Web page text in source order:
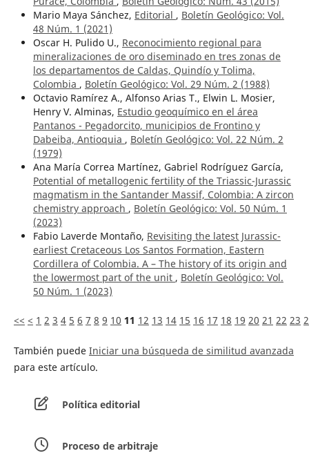
Mario Maya Sánchez, Editorial , Boletín Geológico: Vol.
48 Núm. 1 (2021)
Oscar H. Pulido U., Reconocimiento regional para
mineralizaciones de oro diseminado en tres zonas de
los departamentos de Caldas, Quindío y Tolima,
Colombia , Boletín Geológico: Vol. 29 Núm. 2 (1988)
Octavio Ramírez A., Alfonso Arias T., Elwin L. Mosier,
Henry V. Alminas, Estudio geoquímico en el área
Pantanos - Pegadorcito, municipios de Frontino y
Dabeiba, Antioquia , Boletín Geológico: Vol. 22 Núm. 2
(1979)
Ana María Correa Martínez, Gabriel Rodríguez García,
Potential of metallogenic fertility of the Triassic-Jurassic
magmatism in the Santander Massif, Colombia: A zircon
chemistry approach , Boletín Geológico: Vol. 50 Núm. 1
(2023)
Fabio Laverde Montaño, Revisiting the latest Jurassic-
earliest Cretaceous Los Santos Formation, Eastern
Cordillera of Colombia. A – The history of its origin and
the lowermost part of the unit , Boletín Geológico: Vol.
50 Núm. 1 (2023)
<< < 1 2 3 4 5 6 7 8 9 10 11 12 13 14 15 16 17 18 19 20 21 22 23
También puede Iniciar una búsqueda de similitud avanzada
para este artículo.
Política editorial
Proceso de arbitraje